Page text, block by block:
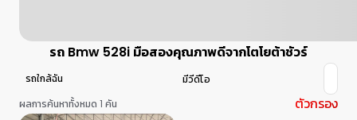
รถ Bmw 528i มือสองคุณภาพดีจากโตโยต้าชัวร์
รถใกล้ฉัน
มีวีดีโอ
ผลการค้นหาทั้งหมด 1 คัน
ตัวกรอง